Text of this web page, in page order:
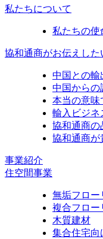
私たちについて
私たちの使
協和通商がお伝えした
中国との輸
中国からの
本当の意味
輸入ビジネ
協和通商の
協和通商が
事業紹介
住空間事業
無垢フロー
複合フロー
木質建材
集合住宅向